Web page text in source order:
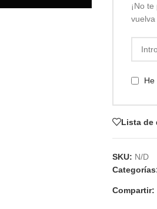
¡No
vuelva
He
Lista de
SKU: N/D
Compartir: